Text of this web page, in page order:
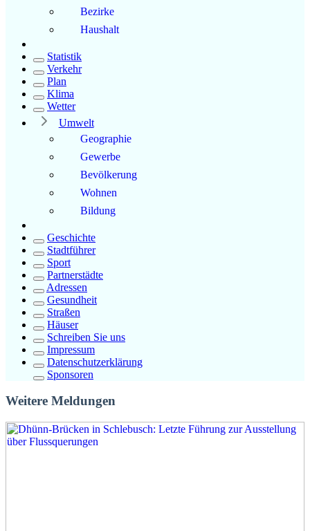
Bezirke
Haushalt
Statistik
Verkehr
Plan
Klima
Wetter
Umwelt
Geographie
Gewerbe
Bevölkerung
Wohnen
Bildung
Geschichte
Stadtführer
Sport
Partnerstädte
Adressen
Gesundheit
Straßen
Häuser
Schreiben Sie uns
Impressum
Datenschutzerklärung
Sponsoren
Weitere Meldungen